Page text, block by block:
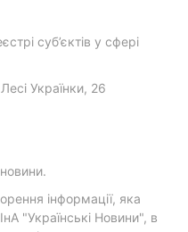
суб’єктів у сфері
Українки, 26
інформації, яка
"Українські Новини", в